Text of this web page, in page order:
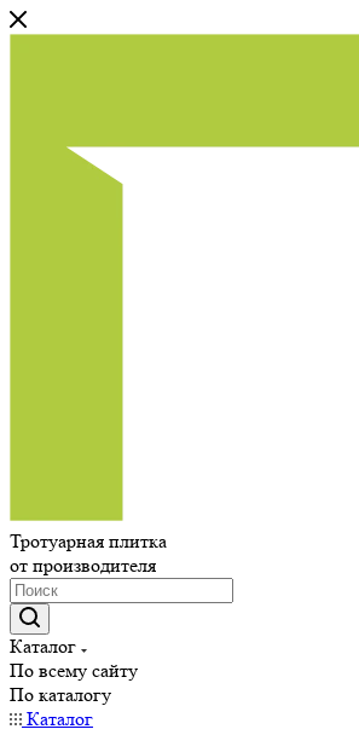
Тротуарная плитка
от производителя
Каталог
По всему сайту
По каталогу
Каталог